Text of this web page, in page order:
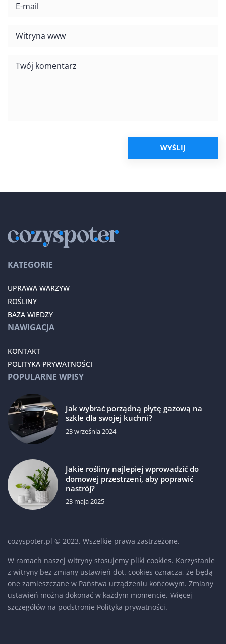
KATEGORIE
UPRAWA WARZYW
ROŚLINY
BAZA WIEDZY
NAWIGACJA
KONTAKT
POLITYKA PRYWATNOŚCI
POPULARNE WPISY
Jak wybrać porządną płytę gazową na
szkle dla swojej kuchni?
23 września 2024
Jakie rośliny najlepiej wprowadzić do
domowej przestrzeni, aby poprawić
nastrój?
23 maja 2025
cozyspoter.pl © 2023. Wszelkie prawa zastrzeżone.
W ramach naszej witryny stosujemy pliki cookies. Korzystanie
z witryny bez zmiany ustawień dot. cookies oznacza, że będą
one zamieszczane w Państwa urządzeniu końcowym. Zmiany
ustawień można dokonać w każdym momencie. Więcej
szczegółów na podstronie Polityka prywatności.